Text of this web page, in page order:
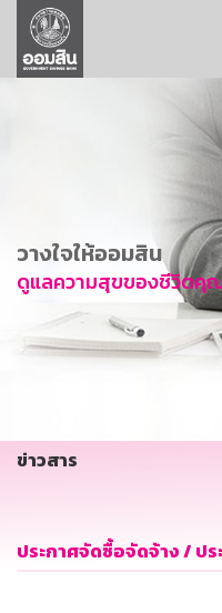
ลูกค้าธุรกิจ
ลูกค้าผู้ประกอบรายย่อ
การพัฒนาที่ยั่งยืน
ข่าวสาร
บริการทางการเงิน
อื่นๆ
วางใจให้ออมสิน
ดูแลความสุขของชีวิตคุ
ข่าวสาร
ประกาศจัดซื้อจัดจ้าง / ปร